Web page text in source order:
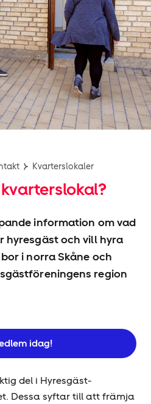
Kvarterslokaler
information om vad
hyresgäst och vill hyra
i norra Skåne och
region
idag!
del i Hyresgäst­
Dessa syftar till att främja